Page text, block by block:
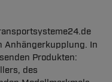
Anhängerkupplung. In
Produkten:
des